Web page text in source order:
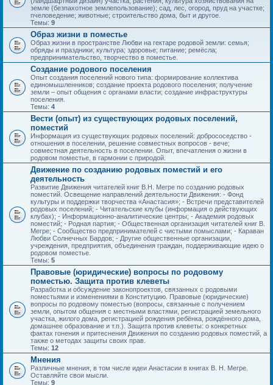
земле (безпахотное землепользование); сад, лес, огород, пруд на участке;
пчеловедение; животные; строительство дома, быт и другое.
Темы: 9
Образ жизни в поместье
Образ жизни в пространстве Любви на гектаре родовой земли: семья;
обряды и праздники; культура; здоровье; питание; ремёсла;
предпринимательство, творчество в поместье.
Создание родового поселения
Опыт создания поселений нового типа: формирование коллектива
единомышленников; создание проекта родового поселения; получение
земли – опыт общения с органами власти; создание инфраструктуры
поселения.
Темы: 4
Вести (опыт) из существующих родовых поселений,
поместий
Информация из существующих родовых поселений: добрососедство -
отношения в поселении, решение совместных вопросов - вече;
совместная деятельность в поселении. Опыт, впечатления о жизни в
родовом поместье, в гармонии с природой.
Движение по созданию родовых поместий и его
деятельность
Развитие Движения читателей книг В.Н. Мегре по созданию родовых
поместий. Освещение направлений деятельности Движения: - Фонд
культуры и поддержки творчества «Анастасия»; - Встречи представителей
родовых поселений; - Читательские клубы (информация о действующих
клубах); - Информационно-аналитические центры; - Академия родовых
поместий; - Родная партия; - Общественная организация читателей книг В.
Мегре; - Сообщество предпринимателей с чистыми помыслами; - Караван
Любви Солнечных Бардов; - Другие общественные организации,
учреждения, предприятия, объединения граждан, поддерживающие идею о
родовом поместье.
Темы: 5
Правовые (юридические) вопросы по родовому
поместью. Защита против клеветы
Разработка и обсуждение законопроектов, связанных с родовыми
поместьями и изменениями в Конституцию. Правовые (юридические)
вопросы по родовому поместью (вопросы, связанные с получением
земли, опытом общения с местными властями, регистрацией земельного
участка, жилого дома, регистрацией рождения ребёнка, рождённого дома,
домашнее образование и т.п.). Защита против клеветы: о конкретных
фактах гонения и притеснения Движения по созданию родовых поместий, а
также о методах защиты своих прав.
Темы: 12
Мнения
Различные мнения, в том числе идеи Анастасии в книгах В. Н. Мегре.
Оставляйте свои мысли.
Темы: 9